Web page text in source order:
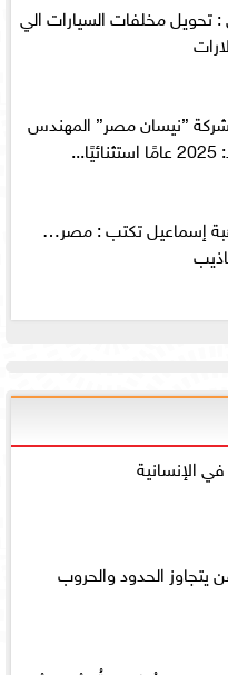
: تحويل مخلفات السيارات الي
”نيسان مصر” المهندس
هبة إسماعيل تكتب : مصر…
الإنسانية
يتجاوز الحدود والحروب